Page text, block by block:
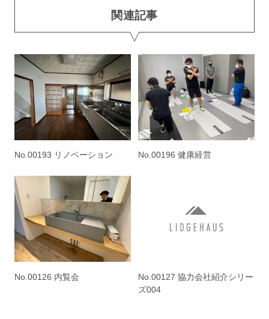
関連記事
No.00193 リノベーション No.00196 健康経営
No.00126 内覧会
No.00127 協力会社紹介シリー
ズ004